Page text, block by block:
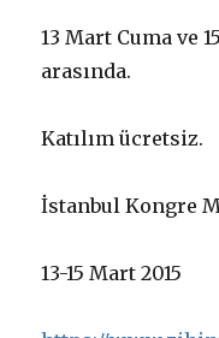
13 Mart Cuma ve
arasında.
Katılım ücretsiz.
İstanbul Kongre
13-15 Mart 2015